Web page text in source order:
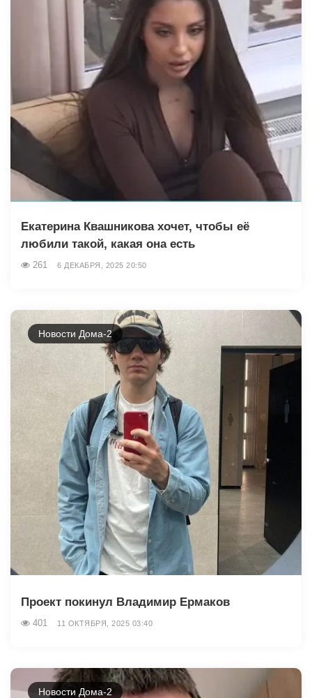
Екатерина Квашникова хочет, чтобы её
любили такой, какая она есть
261 6 ДЕКАБРЯ, 2025 20:50
Новости Дома-2
Проект покинул Владимир Ермаков
401 11 ОКТЯБРЯ, 2025 03:40
Новости Дома-2